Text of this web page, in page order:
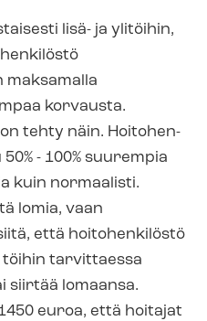
lisä- ja ylitöihin,
maksamalla
korvausta.
on tehty näin. Hoi­to­hen­
- 100% suurempia
kuin normaalisti.
lomia, vaan
että hoitohenkilöstö
tarvittaessa
siirtää lomaansa.
euroa, että hoitajat